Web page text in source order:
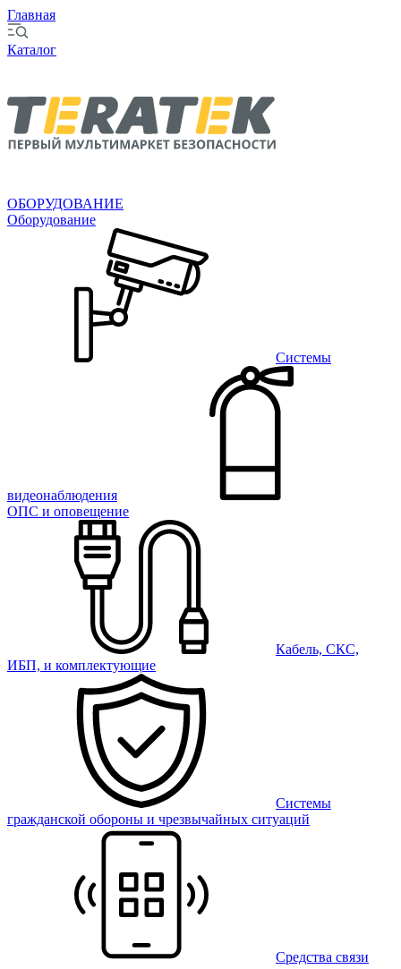
Главная
Каталог
ОБОРУДОВАНИЕ
Оборудование
Системы
видеонаблюдения
ОПС и оповещение
Кабель, СКС,
ИБП, и комплектующие
Системы
гражданской обороны и чрезвычайных ситуаций
Средства связи